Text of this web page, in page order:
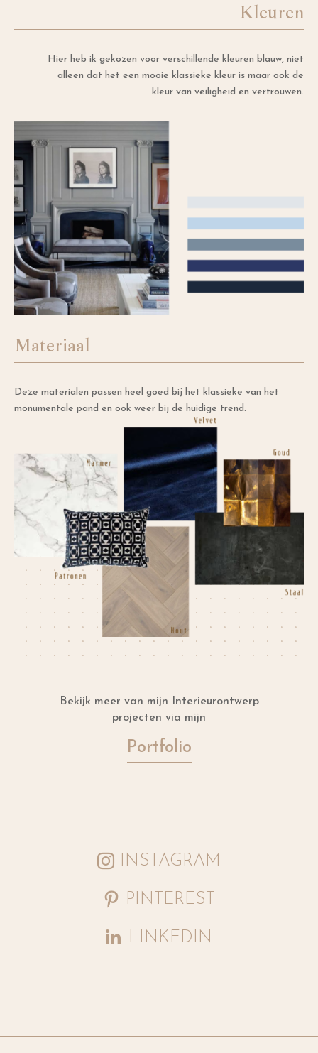
Kleuren
Hier heb ik gekozen voor verschillende kleuren blauw, niet
alleen dat het een mooie klassieke kleur is maar ook de
kleur van veiligheid en vertrouwen.
Materiaal
Deze materialen passen heel goed bij het klassieke van het
monumentale pand en ook weer bij de huidige trend.
Bekijk meer van mijn Interieurontwerp
projecten via mijn
Portfolio
INSTAGRAM
PINTEREST
LINKEDIN